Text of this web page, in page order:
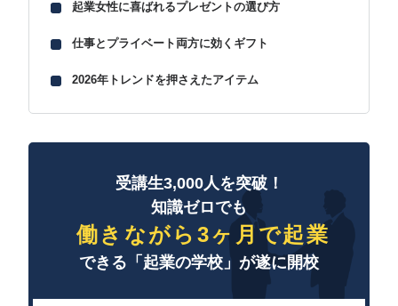
起業女性に喜ばれるプレゼントの選び方
仕事とプライベート両方に効くギフト
2026年トレンドを押さえたアイテム
受講生3,000人を突破！
知識ゼロでも
働きながら3ヶ月で起業
できる「起業の学校」が遂に開校